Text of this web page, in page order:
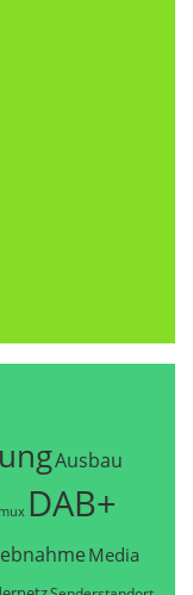
Ausbau
DAB+
Media